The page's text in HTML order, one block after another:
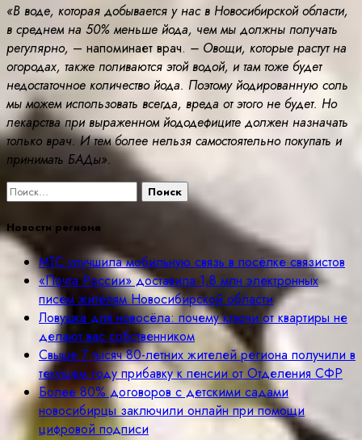
«В воде, которая добывается у нас в Новосибирской области,
в среднем на 50% меньше йода, чем мы должны получать
регулярно, – напоминает врач. – Овощи, которые растут на
огородах, также поливаются этой водой, и там тоже будет
недостаточное количество йода. Поэтому йодированную соль
мы можем использовать всегда, вреда от этого не будет. Но
лекарства при выраженном йододефиците должен назначать
только врач. И тем более нельзя самостоятельно покупать и
принимать БАДы».
Найти:
Новости региона
МТС улучшила мобильную связь в посёлке связистов
«Почта России» доставила 1,8 млн электронных
писем жителям Новосибирской области
Ловушка для новосёла: почему ключи от квартиры не
делают вас собственником
Свыше 7 тысяч 80-летних жителей региона получили в
текущем году прибавку к пенсии от Отделения СФР
Более 80% договоров с детскими садами
новосибирцы заключили онлайн при помощи
цифровой подписи